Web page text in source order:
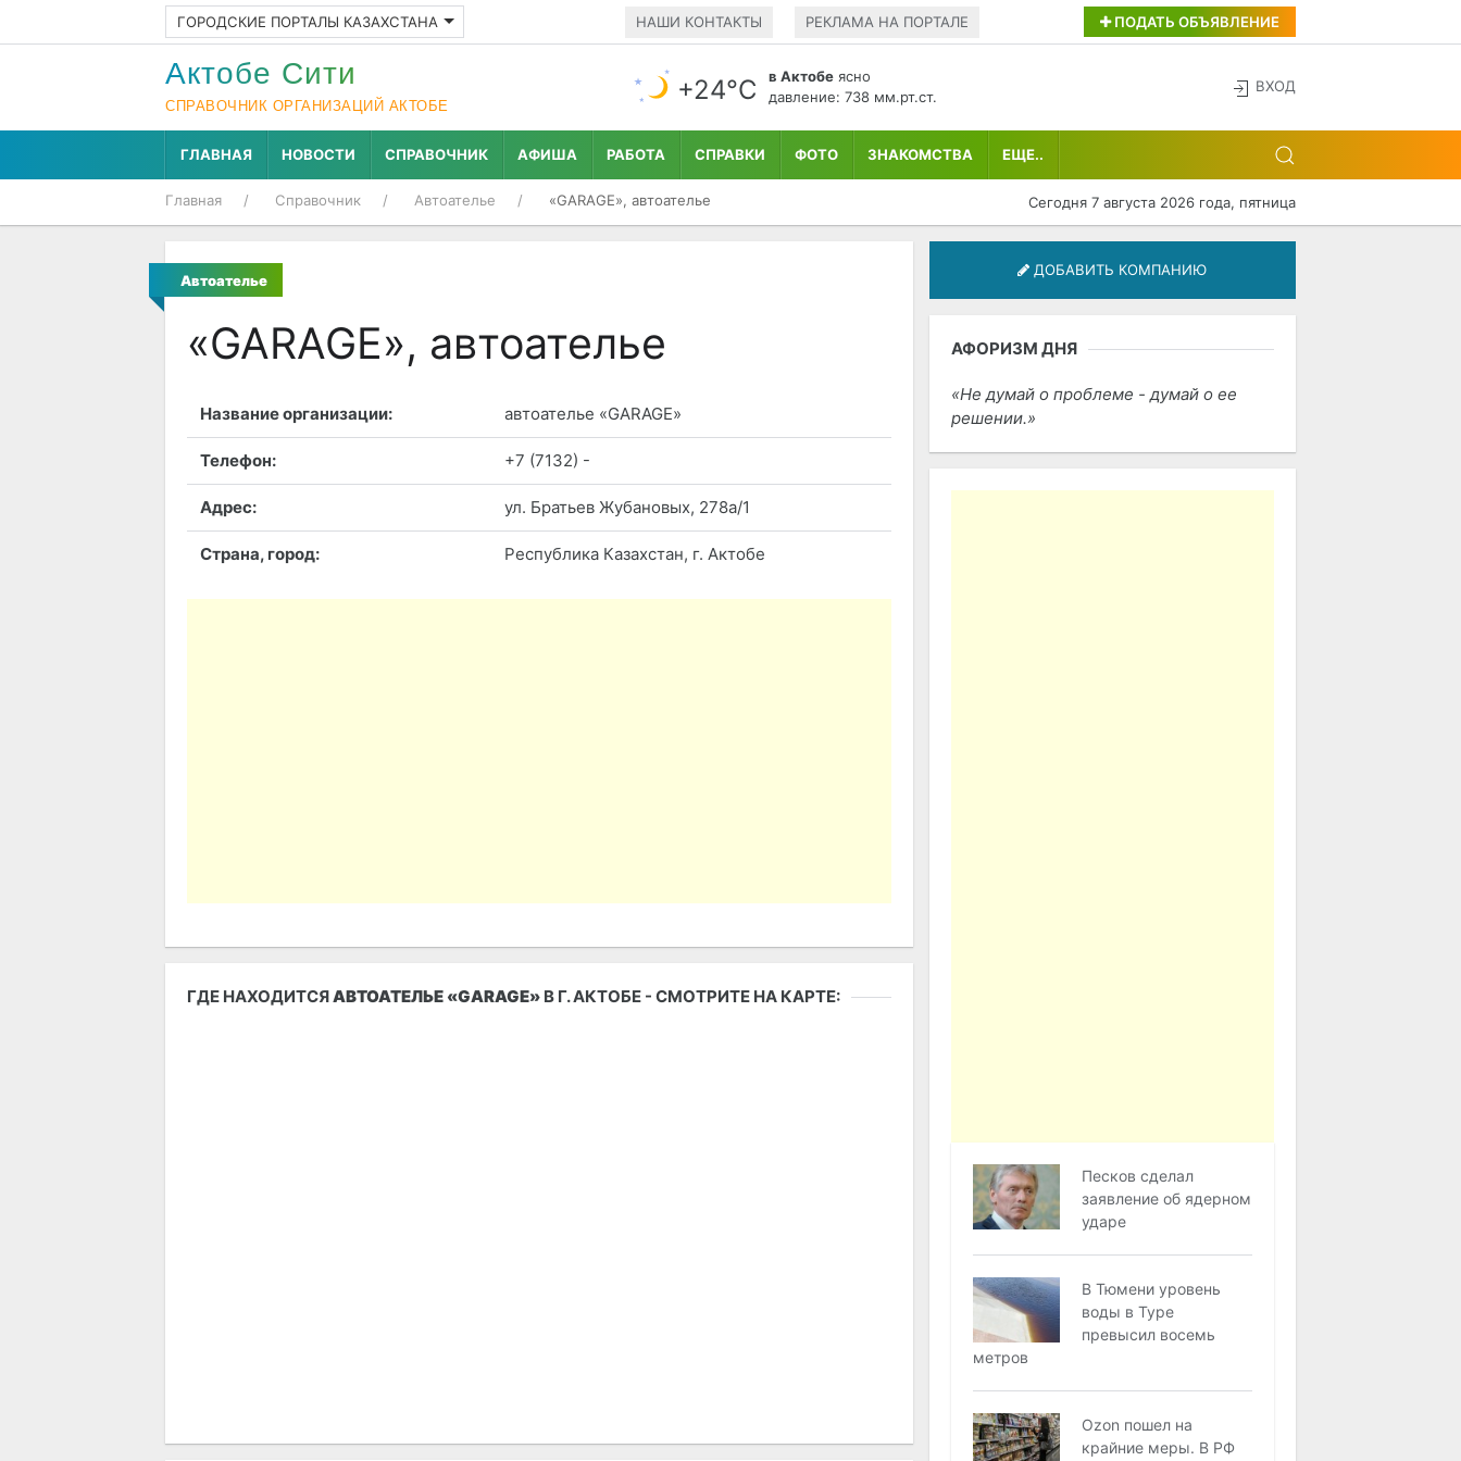
ГОРОДСКИЕ ПОРТАЛЫ КАЗАХСТАНА НАШИ КОНТАКТЫ РЕКЛАМА НА ПОРТАЛЕ ПОДАТЬ ОБЪЯВЛЕНИЕ
Актобе Cити
СПРАВОЧНИК ОРГАНИЗАЦИЙ АКТОБЕ
+24°С в Актобе ясно
давление: 738 мм.рт.ст.
ВХОД
ГЛАВНАЯ НОВОСТИ СПРАВОЧНИК АФИША РАБОТА СПРАВКИ ФОТО ЗНАКОМСТВА ЕЩЕ..
Главная Справочник Автоателье «GARAGE», автоателье Сегодня 7 августа 2026 года, пятница
Автоателье
«GARAGE», автоателье
Название организации: автоателье «GARAGE»
Телефон: +7 (7132) -
Адрес: ул. Братьев Жубановых, 278а/1
Страна, город: Республика Казахстан, г. Актобе
ГДЕ НАХОДИТСЯАВТОАТЕЛЬЕ «GARAGE» В Г. АКТОБЕ - СМОТРИТЕ НА КАРТЕ:
ДОБАВИТЬ КОМПАНИЮ
АФОРИЗМ ДНЯ
Не думай о проблеме - думай о ее
решении.
Песков сделал
заявление об ядерном
ударе
В Тюмени уровень
воды в Туре
превысил восемь
метров
Ozon пошел на
крайние меры. В РФ